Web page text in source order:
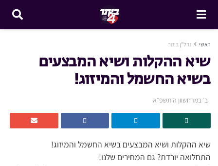
ראשי נדל"ן ביתר
שיא ההקלות ושיא המבצעים
בשיא החשמל והמיזוג!
ב׳ במרחשוון ה׳תשפ״א
שיא ההקלות ושיא המבצעים בשיא החשמל והמיזוג!
התחלואה יורדת? גם המחירים שלנו!